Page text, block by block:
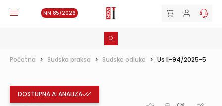
NN 85/2026
Početna > Sudska praksa > Sudske odluke > Us II-94/2025-5
DOSTUPNA AI ANALIZA